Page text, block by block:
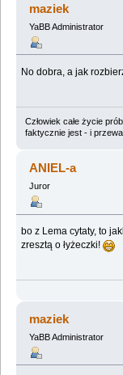
maziek
YaBB Administrator
No dobra, a jak
Człowiek całe życie
faktycznie jest - i
ANIEL-a
Juror
bo z Lema cytaty, to
zresztą o łyżeczki!
maziek
YaBB Administrator